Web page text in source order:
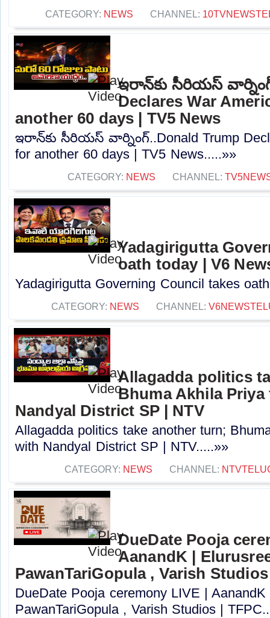
CATEGORY: NEWS CHANNEL:
ఇరాన్‌కు సీరియస్
Declares War
another 60 days | TV5 News
ఇరాన్‌కు సీరియస్ వార్నింగ్..Donald Trump
for another 60 days | TV5 News.....»»
CATEGORY: NEWS CHANNEL:
Yadagirigutta
oath today | V6
Yadagirigutta Governing Council takes
CATEGORY: NEWS CHANNEL:
Allagadda politics
Bhuma Akhila
Nandyal District SP | NTV
Allagadda politics take another turn;
with Nandyal District SP | NTV.....»»
CATEGORY: NEWS CHANNEL:
DueDate Pooja
AanandK |
PawanTariGopula , Varish
DueDate Pooja ceremony LIVE |
PawanTariGopula , Varish Studios |